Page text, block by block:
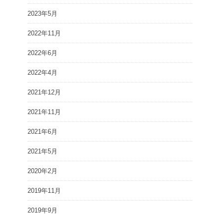
2023年5月
2022年11月
2022年6月
2022年4月
2021年12月
2021年11月
2021年6月
2021年5月
2020年2月
2019年11月
2019年9月